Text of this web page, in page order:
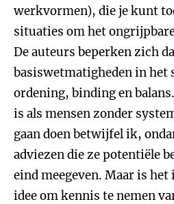
werkvormen), die je kunt
situaties om het
De auteurs beperken zich
basiswetmatigheden in het
ordening, binding en
is als mensen zonder
gaan doen betwijfel ik,
adviezen die ze potentiële
eind meegeven. Maar is het
idee om kennis te nemen